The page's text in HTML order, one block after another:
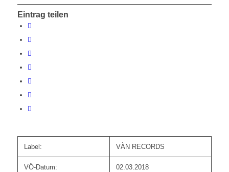
Eintrag teilen
Label: VÀN RECORDS
VÖ-Datum: 02.03.2018